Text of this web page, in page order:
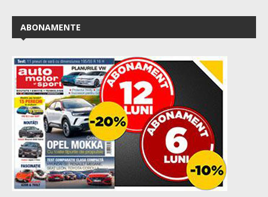
ABONAMENTE